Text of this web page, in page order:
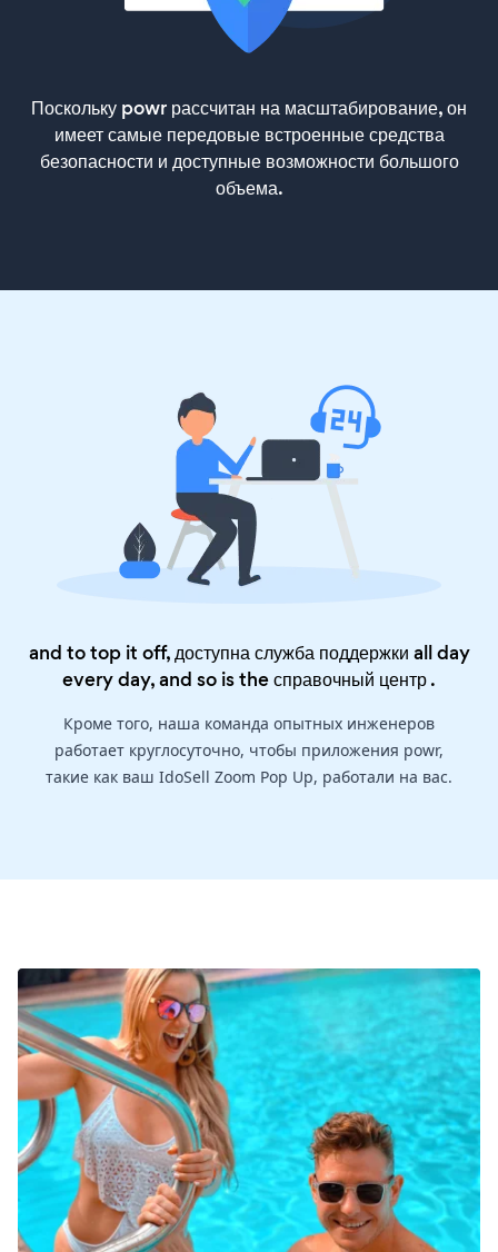
Поскольку powr рассчитан на масштабирование, он
имеет самые передовые встроенные средства
безопасности и доступные возможности большого
объема.
and to top it off, доступна служба поддержки all day
every day, and so is theсправочный центр.
Кроме того, наша команда опытных инженеров
работает круглосуточно, чтобы приложения powr,
такие как ваш IdoSell Zoom Pop Up, работали на вас.